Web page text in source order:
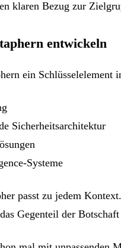
klaren Bezug zur
entwickeln
ein
Sicherheitsarchitektur
Systeme
passt zu jedem
Gegenteil der